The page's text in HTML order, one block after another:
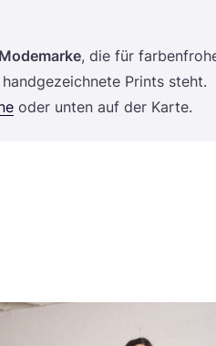
, die für
Prints steht.
oder unten auf der Karte.